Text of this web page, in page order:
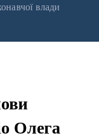
влади
Олега